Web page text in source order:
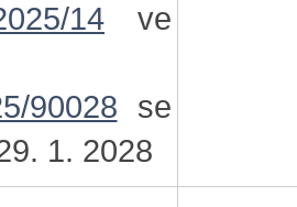
14 ve
90028 se
1. 2028